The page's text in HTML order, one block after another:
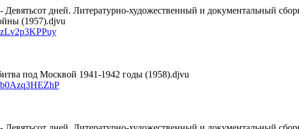
дней. Литературно-художественный и документальный
(1957).djvu
под Москвой 1941-1942 годы (1958).djvu